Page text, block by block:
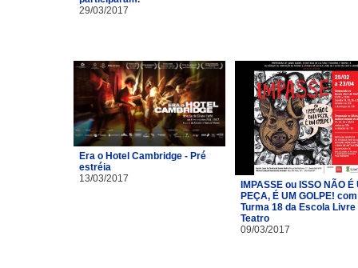
29/03/2017
Era o Hotel Cambridge - Pré
estréia
13/03/2017
IMPASSE ou ISSO NÃO É
PEÇA, É UM GOLPE!
Turma 18 da Escola Livre
Teatro​
09/03/2017